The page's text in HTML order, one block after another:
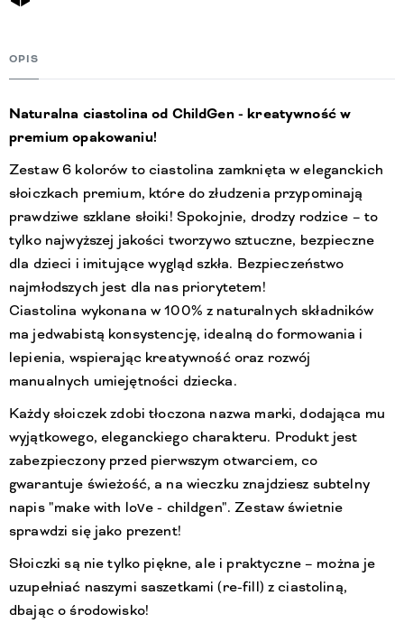
OPIS
Naturalna ciastolina od ChildGen - kreatywność w
premium opakowaniu!
Zestaw 6 kolorów to ciastolina zamknięta w eleganckich
słoiczkach premium, które do złudzenia przypominają
prawdziwe szklane słoiki! Spokojnie, drodzy rodzice – to
tylko najwyższej jakości tworzywo sztuczne, bezpieczne
dla dzieci i imitujące wygląd szkła. Bezpieczeństwo
najmłodszych jest dla nas priorytetem!
Ciastolina wykonana w 100% z naturalnych składników
ma jedwabistą konsystencję, idealną do formowania i
lepienia, wspierając kreatywność oraz rozwój
manualnych umiejętności dziecka.
Każdy słoiczek zdobi tłoczona nazwa marki, dodająca mu
wyjątkowego, eleganckiego charakteru. Produkt jest
zabezpieczony przed pierwszym otwarciem, co
gwarantuje świeżość, a na wieczku znajdziesz subtelny
napis "make with love - childgen". Zestaw świetnie
sprawdzi się jako prezent!
Słoiczki są nie tylko piękne, ale i praktyczne – można je
uzupełniać naszymi saszetkami (re-fill) z ciastoliną,
dbając o środowisko!